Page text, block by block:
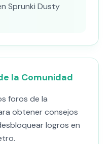
Sprunki Dusty
la Comunidad
foros de la
obtener consejos
logros en